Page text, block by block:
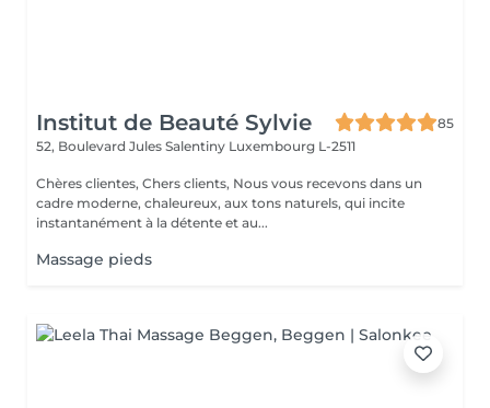
Institut de Beauté Sylvie
85
52, Boulevard Jules Salentiny Luxembourg L-2511
Chères clientes, Chers clients, Nous vous recevons dans un
cadre moderne, chaleureux, aux tons naturels, qui incite
instantanément à la détente et au...
Massage pieds